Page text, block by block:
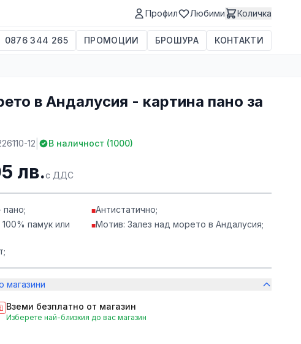
Профил Любими Количка
0876 344 265 ПРОМОЦИИ БРОШУРА КОНТАКТИ
в Андалусия - картина пано за
12 В наличност (1000)
лв.с ДДС
пано;
памук или
■Антистатично;
■Мотив: Залез над морето в Андалусия;
магазини
Вземи безплатно от магазин
Изберете най-близкия до вас магазин